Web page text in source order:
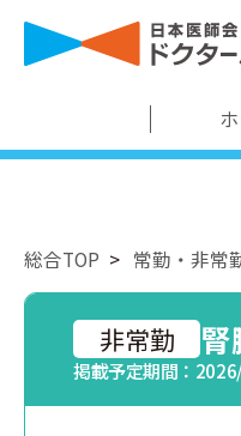
総合TOP 常勤・非常
非常勤
掲載予定期間：